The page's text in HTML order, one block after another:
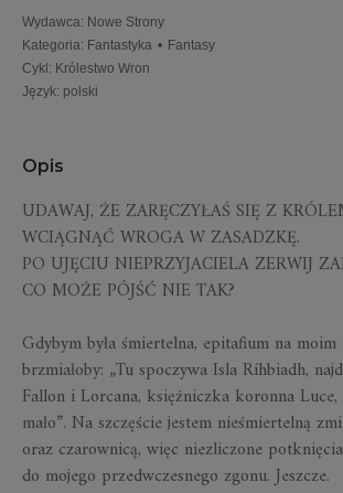
Wydawca: Nowe Strony
Kategoria: Fantastyka • Fantasy
Cykl: Królestwo Wron
Język: polski
Opis
UDAWAJ, ŻE ZARĘCZYŁAŚ SIĘ Z
WCIĄGNĄĆ WROGA W ZASADZKĘ.
PO UJĘCIU NIEPRZYJACIELA ZERWIJ
CO MOŻE PÓJŚĆ NIE TAK?
Gdybym była śmiertelna, epitafium na
brzmiałoby: „Tu spoczywa Isla Ríhbiadh,
Fallon i Lorcana, księżniczka koronna
mało”. Na szczęście jestem nieśmiertelną
oraz czarownicą, więc niezliczone
do mojego przedwczesnego zgonu. Jeszcze.